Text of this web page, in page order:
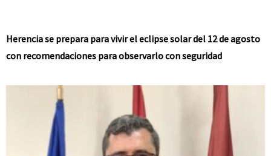
Herencia se prepara para vivir el eclipse solar del 12 de agosto
con recomendaciones para observarlo con seguridad